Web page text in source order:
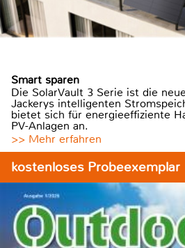
Smart sparen
Die SolarVault 3 Serie ist die
Jackerys intelligenten
bietet sich für energieeffiziente
PV-Anlagen an.
>> Mehr erfahren
kostenloses Probeexemplar